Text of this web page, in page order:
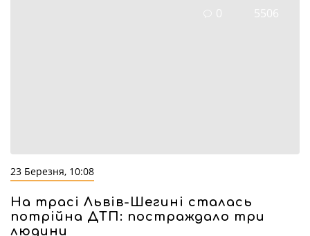
0 5506
23 Березня, 10:08
На трасі Львів-Шегині сталась
потрійна ДТП: постраждало три
людини